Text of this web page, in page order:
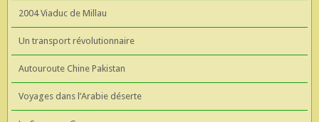
2004 Viaduc de Millau
Un transport révolutionnaire
Autouroute Chine Pakistan
Voyages dans l’Arabie déserte